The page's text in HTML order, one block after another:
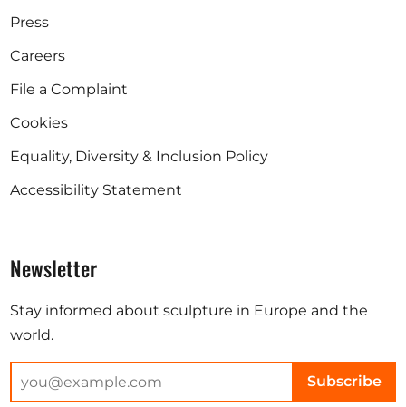
Press
Careers
File a Complaint
Cookies
Equality, Diversity & Inclusion Policy
Accessibility Statement
Newsletter
Stay informed about sculpture in Europe and the
world.
Subscribe